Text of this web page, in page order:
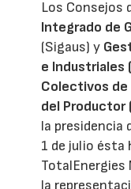
Los Consejos
Integrado de
(Sigaus) y
e Industriales
Colectivos de
del Productor
la presidencia
1 de julio ésta
TotalEnergies